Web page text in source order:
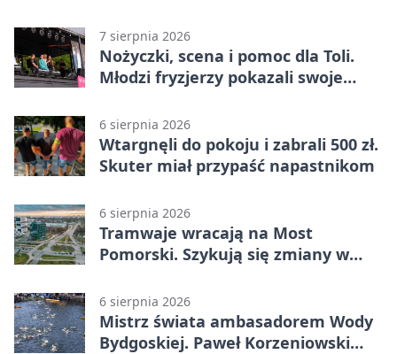
7 sierpnia 2026
Nożyczki, scena i pomoc dla Toli.
Młodzi fryzjerzy pokazali swoje
6 sierpnia 2026
Wtargnęli do pokoju i zabrali 500 zł.
Skuter miał przypaść napastnikom
6 sierpnia 2026
Tramwaje wracają na Most
Pomorski. Szykują się zmiany w
6 sierpnia 2026
Mistrz świata ambasadorem Wody
Bydgoskiej. Paweł Korzeniowski